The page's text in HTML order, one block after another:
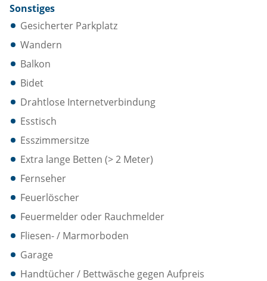
Sonstiges
Gesicherter Parkplatz
Wandern
Balkon
Bidet
Drahtlose Internetverbindung
Esstisch
Esszimmersitze
Extra lange Betten (> 2 Meter)
Fernseher
Feuerlöscher
Feuermelder oder Rauchmelder
Fliesen- / Marmorboden
Garage
Handtücher / Bettwäsche gegen Aufpreis